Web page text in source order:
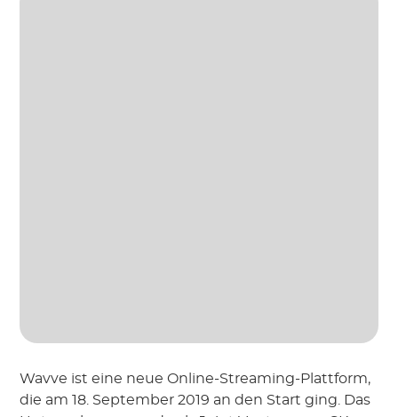
Wavve ist eine neue Online-Streaming-Plattform,
die am 18. September 2019 an den Start ging. Das